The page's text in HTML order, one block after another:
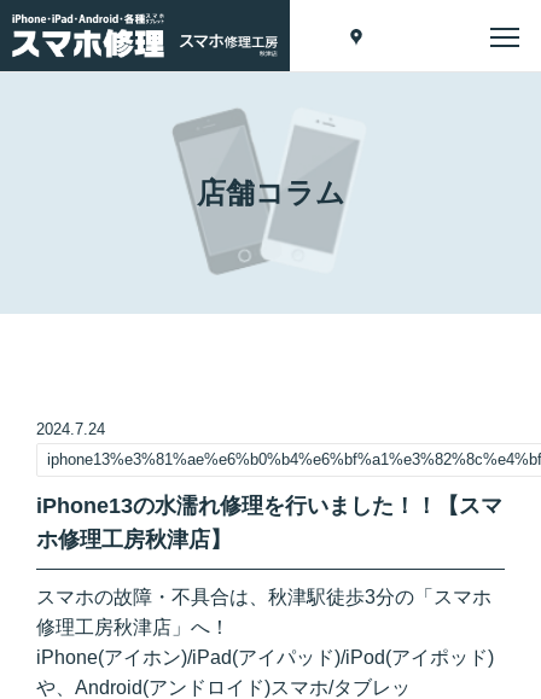
店舗コラム
2024.7.24
iPhone13の水濡れ修理を行いました！！【スマ
ホ修理工房秋津店】
スマホの故障・不具合は、秋津駅徒歩3分の「スマホ
修理工房秋津店」へ！
iPhone(アイホン)/iPad(アイパッド)/iPod(アイポッド)
や、Android(アンドロイド)スマホ/タブレッ